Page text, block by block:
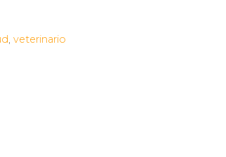
, veterinario